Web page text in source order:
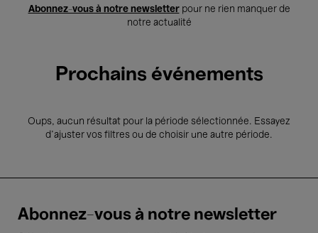
Abonnez-vous à notre newsletterpour ne rien manquer de
notre actualité
Prochains événements
Oups, aucun résultat pour la période sélectionnée. Essayez
d’ajuster vos filtres ou de choisir une autre période.
Abonnez-vous à notre newsletter